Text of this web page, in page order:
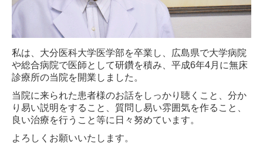
私は、大分医科大学医学部を卒業し、広島県で大学病院
や総合病院で医師として研鑽を積み、平成6年4月に無床
診療所の当院を開業しました。
当院に来られた患者様のお話をしっかり聴くこと、分か
り易い説明をすること、質問し易い雰囲気を作ること、
良い治療を行うこと等に日々努めています。
よろしくお願いいたします。